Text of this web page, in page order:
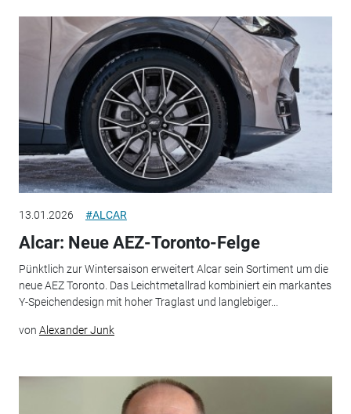
13.01.2026 #ALCAR
Alcar: Neue AEZ-Toronto-Felge
Pünktlich zur Wintersaison erweitert Alcar sein Sortiment um die
neue AEZ Toronto. Das Leichtmetallrad kombiniert ein markantes
Y-Speichendesign mit hoher Traglast und langlebiger...
von Alexander Junk